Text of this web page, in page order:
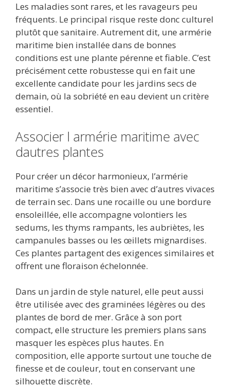
Les maladies sont rares, et les ravageurs peu
fréquents. Le principal risque reste donc culturel
plutôt que sanitaire. Autrement dit, une armérie
maritime bien installée dans de bonnes
conditions est une plante pérenne et fiable. C’est
précisément cette robustesse qui en fait une
excellente candidate pour les jardins secs de
demain, où la sobriété en eau devient un critère
essentiel.
Associer l armérie maritime avec
dautres plantes
Pour créer un décor harmonieux, l’armérie
maritime s’associe très bien avec d’autres vivaces
de terrain sec. Dans une rocaille ou une bordure
ensoleillée, elle accompagne volontiers les
sedums, les thyms rampants, les aubriètes, les
campanules basses ou les œillets mignardises.
Ces plantes partagent des exigences similaires et
offrent une floraison échelonnée.
Dans un jardin de style naturel, elle peut aussi
être utilisée avec des graminées légères ou des
plantes de bord de mer. Grâce à son port
compact, elle structure les premiers plans sans
masquer les espèces plus hautes. En
composition, elle apporte surtout une touche de
finesse et de couleur, tout en conservant une
silhouette discrète.